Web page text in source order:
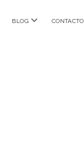
BLOG abrir
CONTACTO